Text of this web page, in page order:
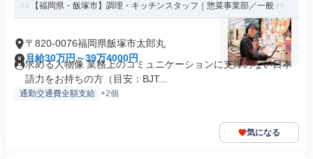
【福岡県・飯塚市】調理・キッチンスタッフ｜惣菜事業部／一般
〒820-0076福岡県飯塚市太郎丸
月給30万円～39万4000円
求める人物像 業務上のコミュニケーションに支障のない日本
語力をお持ちの方（目安：BJT...
通勤交通費全額支給 +2個
気になる